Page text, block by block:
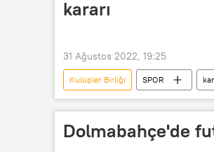
kararı
31 Ağustos 2022, 19:25
Kulüpler Birliği SPOR
Türkiye Futbol Federasyonu (TFF)
Dolmabahçe'de